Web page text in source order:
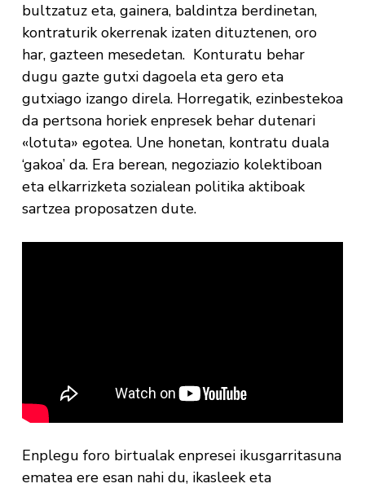
bultzatuz eta, gainera, baldintza berdinetan,
kontraturik okerrenak izaten dituztenen, oro
har, gazteen mesedetan. Konturatu behar
dugu gazte gutxi dagoela eta gero eta
gutxiago izango direla. Horregatik, ezinbestekoa
da pertsona horiek enpresek behar dutenari
«lotuta» egotea. Une honetan, kontratu duala
‘gakoa’ da. Era berean, negoziazio kolektiboan
eta elkarrizketa sozialean politika aktiboak
sartzea proposatzen dute.
Enplegu foro birtualak enpresei ikusgarritasuna
ematea ere esan nahi du, ikasleek eta